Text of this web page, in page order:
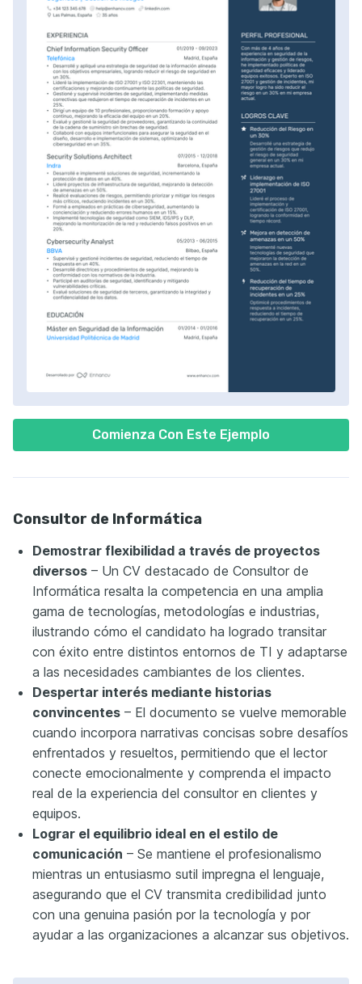
Comienza Con Este Ejemplo
Consultor de Informática
Demostrar flexibilidad a través de proyectos
diversos – Un CV destacado de Consultor de
Informática resalta la competencia en una amplia
gama de tecnologías, metodologías e industrias,
ilustrando cómo el candidato ha logrado transitar
con éxito entre distintos entornos de TI y adaptarse
a las necesidades cambiantes de los clientes.
Despertar interés mediante historias
convincentes – El documento se vuelve memorable
cuando incorpora narrativas concisas sobre desafíos
enfrentados y resueltos, permitiendo que el lector
conecte emocionalmente y comprenda el impacto
real de la experiencia del consultor en clientes y
equipos.
Lograr el equilibrio ideal en el estilo de
comunicación – Se mantiene el profesionalismo
mientras un entusiasmo sutil impregna el lenguaje,
asegurando que el CV transmita credibilidad junto
con una genuina pasión por la tecnología y por
ayudar a las organizaciones a alcanzar sus objetivos.